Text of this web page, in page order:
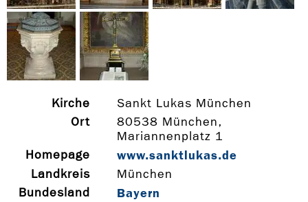
Kirche
Sankt Lukas München
Ort
80538 München,
Mariannenplatz 1
Homepage
www.sanktlukas.de
Landkreis
München
Bundesland
Bayern